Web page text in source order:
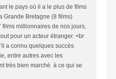
le pays où il a le plus de films
Grande Bretagne (8 films)
films millionnaires de nos jours,
pour un acteur étranger. <br
a connu quelques succès
entre autres avec les
très bien marché à ce qui se